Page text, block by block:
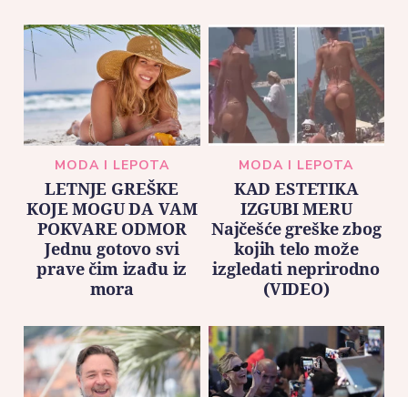
MODA I LEPOTA
LETNJE GREŠKE
KOJE MOGU DA VAM
POKVARE ODMOR
Jednu gotovo svi
prave čim izađu iz
mora
MODA I LEPOTA
KAD ESTETIKA
IZGUBI MERU
Najčešće greške zbog
kojih telo može
izgledati neprirodno
(VIDEO)